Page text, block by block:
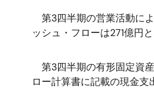
第3四半期の営業活動に
ッシュ・フローは271億円と
第3四半期の有形固定資
ロー計算書に記載の現金支